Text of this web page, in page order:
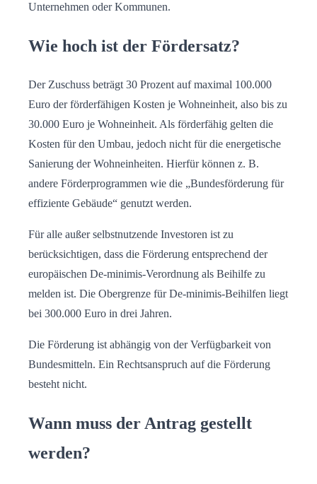
Unternehmen oder Kommunen.
Wie hoch ist der Fördersatz?
Der Zuschuss beträgt 30 Prozent auf maximal 100.000
Euro der förderfähigen Kosten je Wohneinheit, also bis zu
30.000 Euro je Wohneinheit. Als förderfähig gelten die
Kosten für den Umbau, jedoch nicht für die energetische
Sanierung der Wohneinheiten. Hierfür können z. B.
andere Förderprogrammen wie die „Bundesförderung für
effiziente Gebäude“ genutzt werden.
Für alle außer selbstnutzende Investoren ist zu
berücksichtigen, dass die Förderung entsprechend der
europäischen De-minimis-Verordnung als Beihilfe zu
melden ist. Die Obergrenze für De-minimis-Beihilfen liegt
bei 300.000 Euro in drei Jahren.
Die Förderung ist abhängig von der Verfügbarkeit von
Bundesmitteln. Ein Rechtsanspruch auf die Förderung
besteht nicht.
Wann muss der Antrag gestellt
werden?